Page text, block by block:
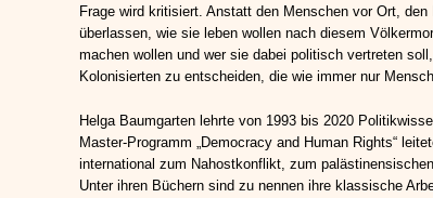
Frage wird kritisiert. Anstatt den Menschen vor Ort,
überlassen, wie sie leben wollen nach diesem
machen wollen und wer sie dabei politisch vertreten
Kolonisierten zu entscheiden, die wie immer nur
Helga Baumgarten lehrte von 1993 bis 2020
Master-Programm „Democracy and Human Rights“
international zum Nahostkonflikt, zum
Unter ihren Büchern sind zu nennen ihre klassische